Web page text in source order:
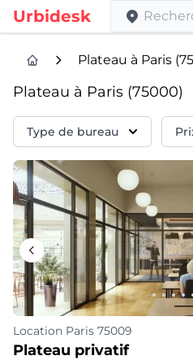
Urbidesk
Plateau à Paris
Plateau à Paris (75000)
Type de bureau
Location Paris 75009
Plateau privatif